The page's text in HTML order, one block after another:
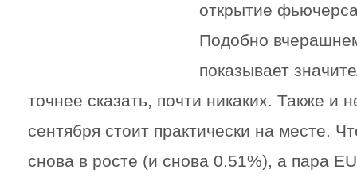
открытие
Подобно
показывает
точнее сказать, почти никаких. Также и
сентября стоит практически на месте.
снова в росте (и снова 0.51%), а пара